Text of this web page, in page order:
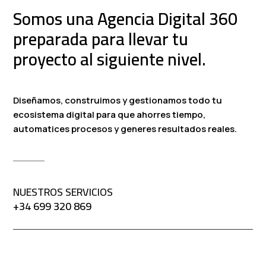
Somos una Agencia Digital 360
preparada para llevar tu
proyecto al siguiente nivel.
Diseñamos, construimos y gestionamos todo tu
ecosistema digital para que ahorres tiempo,
automatices procesos y generes resultados reales.
NUESTROS SERVICIOS
+34 699 320 869